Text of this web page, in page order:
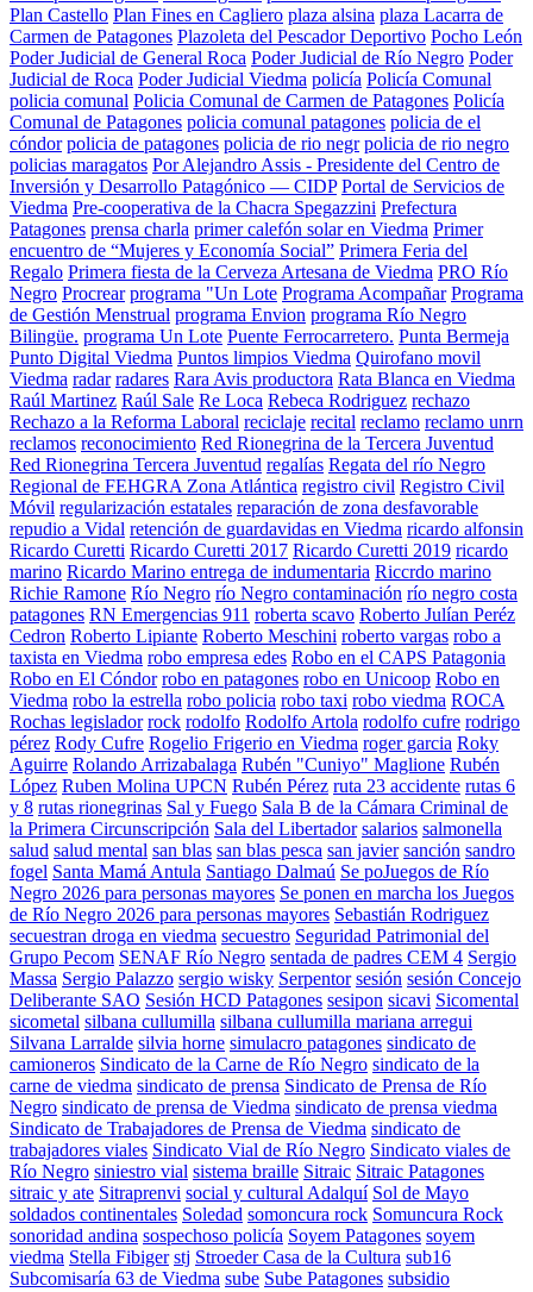
Plan Castello Plan Fines en Cagliero plaza alsina plaza Lacarra de
Carmen de Patagones Plazoleta del Pescador Deportivo Pocho León
Poder Judicial de General Roca Poder Judicial de Río Negro Poder
Judicial de Roca Poder Judicial Viedma policía Policía Comunal
policia comunal Policia Comunal de Carmen de Patagones Policía
Comunal de Patagones policia comunal patagones policia de el
cóndor policia de patagones policia de rio negr policia de rio negro
policias maragatos Por Alejandro Assis - Presidente del Centro de
Inversión y Desarrollo Patagónico — CIDP Portal de Servicios de
Viedma Pre-cooperativa de la Chacra Spegazzini Prefectura
Patagones prensa charla primer calefón solar en Viedma Primer
encuentro de “Mujeres y Economía Social” Primera Feria del
Regalo Primera fiesta de la Cerveza Artesana de Viedma PRO Río
Negro Procrear programa "Un Lote Programa Acompañar Programa
de Gestión Menstrual programa Envion programa Río Negro
Bilingüe. programa Un Lote Puente Ferrocarretero. Punta Bermeja
Punto Digital Viedma Puntos limpios Viedma Quirofano movil
Viedma radar radares Rara Avis productora Rata Blanca en Viedma
Raúl Martinez Raúl Sale Re Loca Rebeca Rodriguez rechazo
Rechazo a la Reforma Laboral reciclaje recital reclamo reclamo unrn
reclamos reconocimiento Red Rionegrina de la Tercera Juventud
Red Rionegrina Tercera Juventud regalías Regata del río Negro
Regional de FEHGRA Zona Atlántica registro civil Registro Civil
Móvil regularización estatales reparación de zona desfavorable
repudio a Vidal retención de guardavidas en Viedma ricardo alfonsin
Ricardo Curetti Ricardo Curetti 2017 Ricardo Curetti 2019 ricardo
marino Ricardo Marino entrega de indumentaria Riccrdo marino
Richie Ramone Río Negro río Negro contaminación río negro costa
patagones RN Emergencias 911 roberta scavo Roberto Julían Peréz
Cedron Roberto Lipiante Roberto Meschini roberto vargas robo a
taxista en Viedma robo empresa edes Robo en el CAPS Patagonia
Robo en El Cóndor robo en patagones robo en Unicoop Robo en
Viedma robo la estrella robo policia robo taxi robo viedma ROCA
Rochas legislador rock rodolfo Rodolfo Artola rodolfo cufre rodrigo
pérez Rody Cufre Rogelio Frigerio en Viedma roger garcia Roky
Aguirre Rolando Arrizabalaga Rubén "Cuniyo" Maglione Rubén
López Ruben Molina UPCN Rubén Pérez ruta 23 accidente rutas 6
y 8 rutas rionegrinas Sal y Fuego Sala B de la Cámara Criminal de
la Primera Circunscripción Sala del Libertador salarios salmonella
salud salud mental san blas san blas pesca san javier sanción sandro
fogel Santa Mamá Antula Santiago Dalmaú Se poJuegos de Río
Negro 2026 para personas mayores Se ponen en marcha los Juegos
de Río Negro 2026 para personas mayores Sebastián Rodriguez
secuestran droga en viedma secuestro Seguridad Patrimonial del
Grupo Pecom SENAF Río Negro sentada de padres CEM 4 Sergio
Massa Sergio Palazzo sergio wisky Serpentor sesión sesión Concejo
Deliberante SAO Sesión HCD Patagones sesipon sicavi Sicomental
sicometal silbana cullumilla silbana cullumilla mariana arregui
Silvana Larralde silvia horne simulacro patagones sindicato de
camioneros Sindicato de la Carne de Río Negro sindicato de la
carne de viedma sindicato de prensa Sindicato de Prensa de Río
Negro sindicato de prensa de Viedma sindicato de prensa viedma
Sindicato de Trabajadores de Prensa de Viedma sindicato de
trabajadores viales Sindicato Vial de Río Negro Sindicato viales de
Río Negro siniestro vial sistema braille Sitraic Sitraic Patagones
sitraic y ate Sitraprenvi social y cultural Adalquí Sol de Mayo
soldados continentales Soledad somoncura rock Somuncura Rock
sonoridad andina sospechoso policía Soyem Patagones soyem
viedma Stella Fibiger stj Stroeder Casa de la Cultura sub16
Subcomisaría 63 de Viedma sube Sube Patagones subsidio